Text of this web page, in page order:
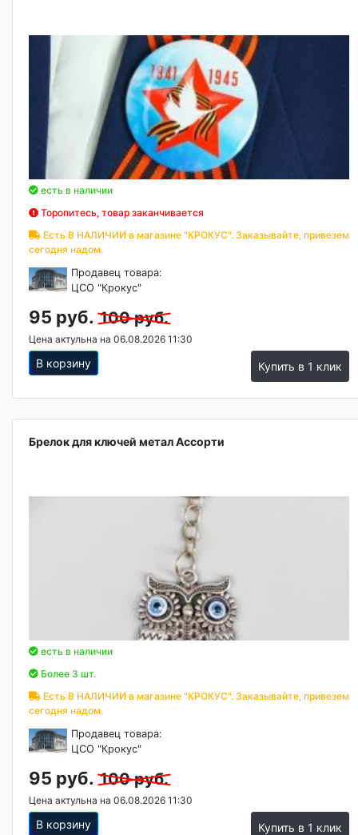
есть в наличии
Торопитесь, товар заканчивается
Есть В НАЛИЧИИ в магазине "КРОКУС". Заказывайте, привезем
сегодня надом.
Продавец товара:
ЦСО "Крокус"
95 руб. 100 руб.
Цена актульна на 06.08.2026 11:30
В корзину Купить в 1 клик
Брелок для ключей метал Ассорти
есть в наличии
Более 3 шт.
Есть В НАЛИЧИИ в магазине "КРОКУС". Заказывайте, привезем
сегодня надом.
Продавец товара:
ЦСО "Крокус"
95 руб. 100 руб.
Цена актульна на 06.08.2026 11:30
В корзину Купить в 1 клик